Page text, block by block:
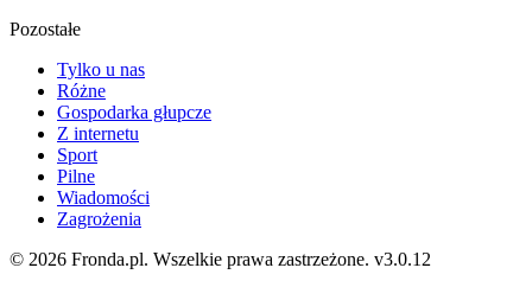
Pozostałe
Tylko u nas
Różne
Gospodarka głupcze
Z internetu
Sport
Pilne
Wiadomości
Zagrożenia
© 2026 Fronda.pl. Wszelkie prawa zastrzeżone. v3.0.12